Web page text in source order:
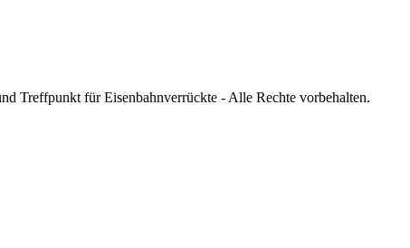
Treffpunkt für Eisenbahnverrückte - Alle Rechte vorbehalten.